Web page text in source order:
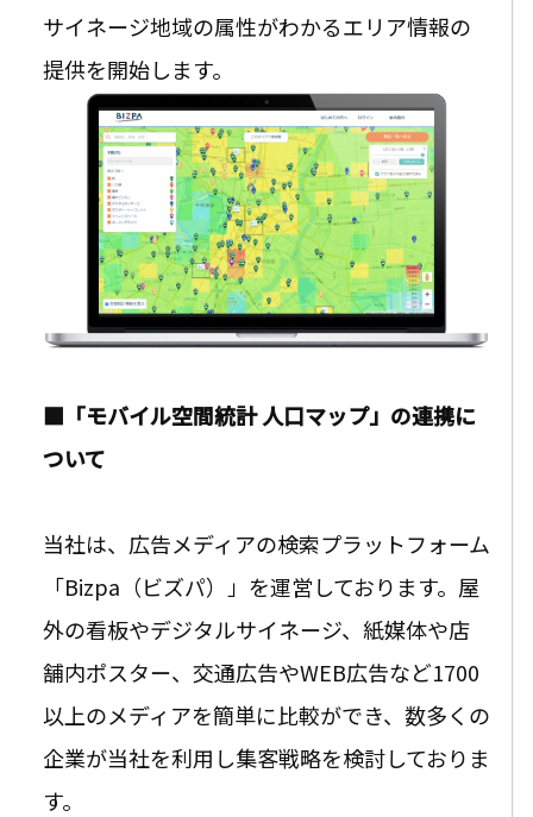
サイネージ地域の属性がわかるエリア情報の
提供を開始します。
■「モバイル空間統計 人口マップ」の連携に
ついて
当社は、広告メディアの検索プラットフォーム
「Bizpa（ビズパ）」を運営しております。 屋
外の看板やデジタルサイネージ、紙媒体や店
舗内ポスター、交通広告やWEB広告など1700
以上のメディアを簡単に比較ができ、数多くの
企業が当社を利用し集客戦略を検討しておりま
す。